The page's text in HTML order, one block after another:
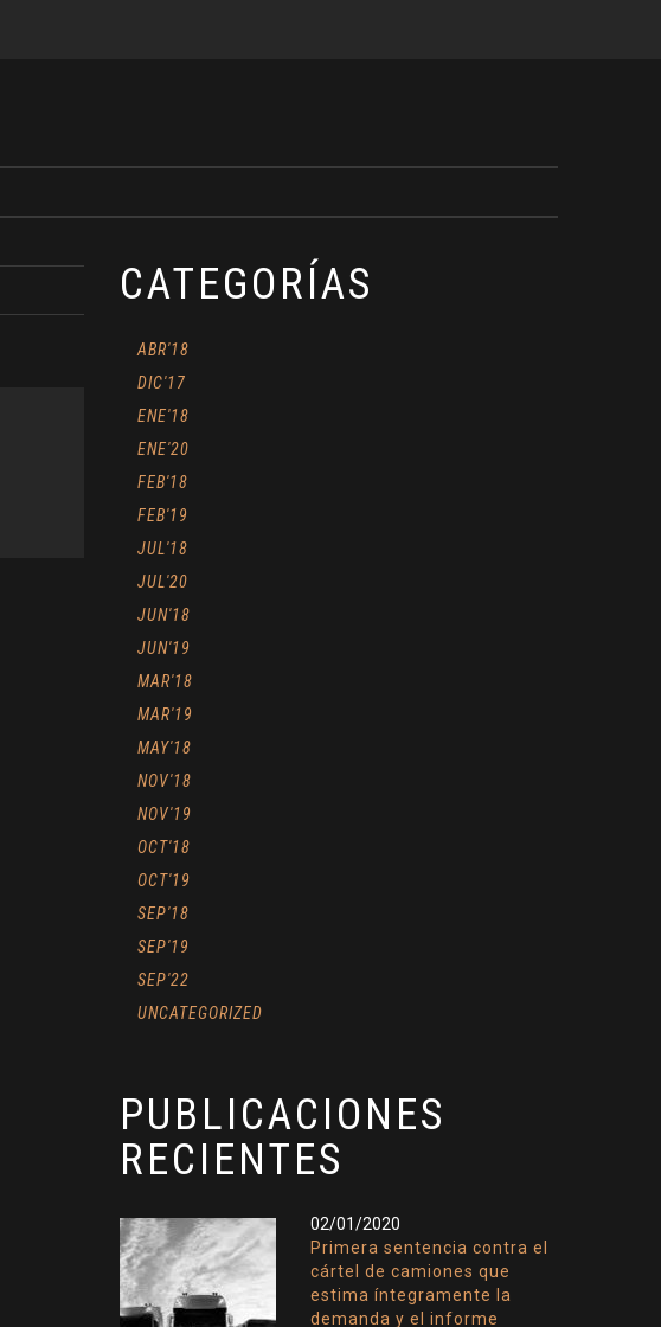
CATEGORÍAS
ABR'18
DIC'17
ENE'18
ENE'20
FEB'18
FEB'19
JUL'18
JUL'20
JUN'18
JUN'19
MAR'18
MAR'19
MAY'18
NOV'18
NOV'19
OCT'18
OCT'19
SEP'18
SEP'19
SEP'22
UNCATEGORIZED
PUBLICACIONES
RECIENTES
02/01/2020
Primera sentencia contra el
cártel de camiones que
estima íntegramente la
demanda y el informe